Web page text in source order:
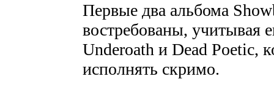
Первые два альбома
востребованы,
Underoath и Dead Poetic,
исполнять скримо.